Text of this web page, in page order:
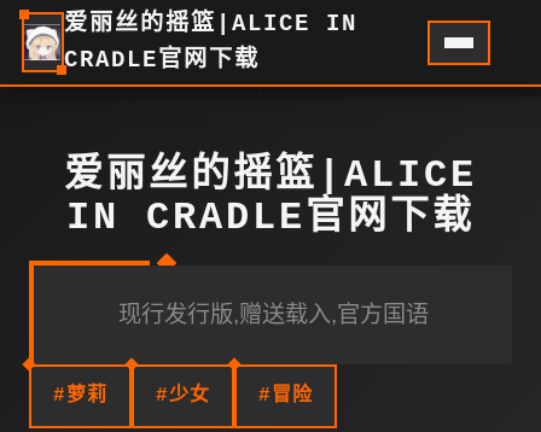
爱丽丝的摇篮|ALICE IN
CRADLE官网下载
爱丽丝的摇篮|ALICE
IN CRADLE官网下载
现行发行版,赠送载入,官方国语
#萝莉 #少女 #冒险